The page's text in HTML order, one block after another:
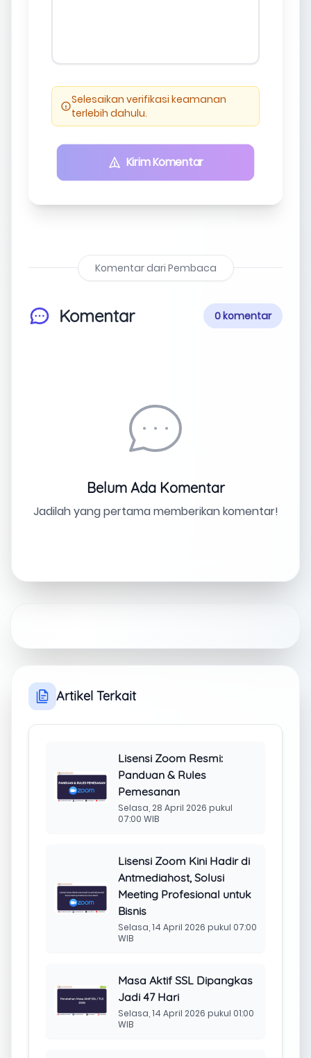
Selesaikan verifikasi keamanan
terlebih dahulu.
Kirim Komentar
Komentar dari Pembaca
Komentar 0 komentar
Belum Ada Komentar
Jadilah yang pertama memberikan komentar!
Artikel Terkait
Lisensi Zoom Resmi:
Panduan & Rules
Pemesanan
Selasa, 28 April 2026 pukul
07:00 WIB
Lisensi Zoom Kini Hadir di
Antmediahost, Solusi
Meeting Profesional untuk
Bisnis
Selasa, 14 April 2026 pukul 07:00
WIB
Masa Aktif SSL Dipangkas
Jadi 47 Hari
Selasa, 14 April 2026 pukul 01:00
WIB